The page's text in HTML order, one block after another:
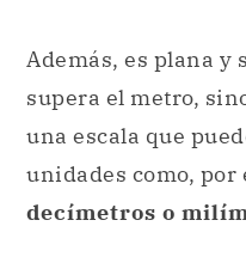
Además, es plana y
supera el metro,
una escala que
unidades como, por
decímetros o